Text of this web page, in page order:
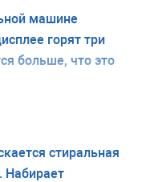
машине
горят три
больше, что это
стиральная
Набирает